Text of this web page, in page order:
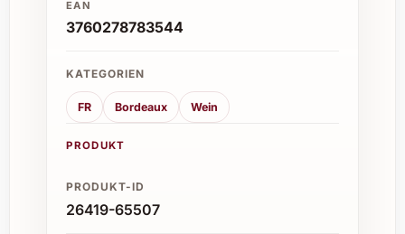
EAN
3760278783544
KATEGORIEN
FR Bordeaux Wein
PRODUKT
PRODUKT-ID
26419-65507